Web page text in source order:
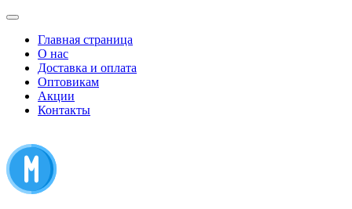
Главная страница
О нас
Доставка и оплата
Оптовикам
Акции
Контакты